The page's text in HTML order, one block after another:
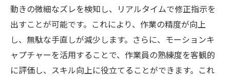
動きの微細なズレを検知し、リアルタイムで修正指示を
出すことが可能です。これにより、作業の精度が向上
し、無駄な手直しが減少します。さらに、モーションキ
ャプチャーを活用することで、作業員の熟練度を客観的
に評価し、スキル向上に役立てることができます。これ